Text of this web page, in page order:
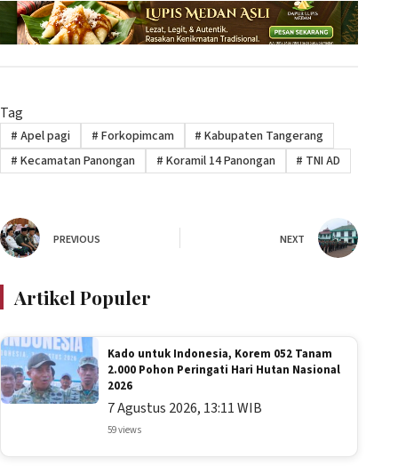
Tag
# Apel pagi # Forkopimcam # Kabupaten Tangerang
# Kecamatan Panongan # Koramil 14 Panongan # TNI AD
PREVIOUS NEXT
Artikel Populer
Kado untuk Indonesia, Korem 052 Tanam
2.000 Pohon Peringati Hari Hutan Nasional
2026
7 Agustus 2026, 13:11 WIB
59 views